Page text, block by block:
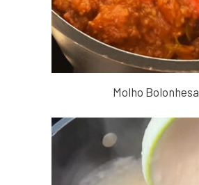
Molho Bolonhesa